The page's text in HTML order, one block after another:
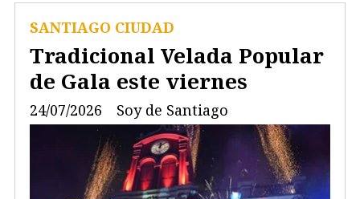
Tradicional Velada Popular
de Gala este viernes
Soy de Santiago
SANTIAGO CIUDAD
24/07/2026